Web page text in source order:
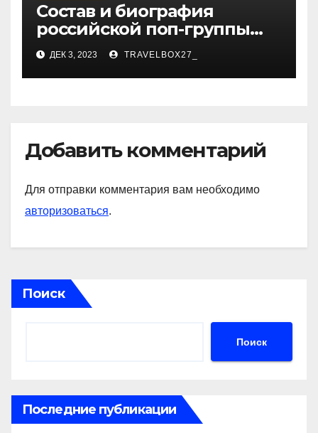
Состав и биография
российской поп-группы
«Иванушки интернешнл»
— история успеха, музыка
и судьбы участников
ДЕК 3, 2023 TRAVELBOX27_
Добавить комментарий
Для отправки комментария вам необходимо
авторизоваться.
Поиск
Поиск
Последние публикации